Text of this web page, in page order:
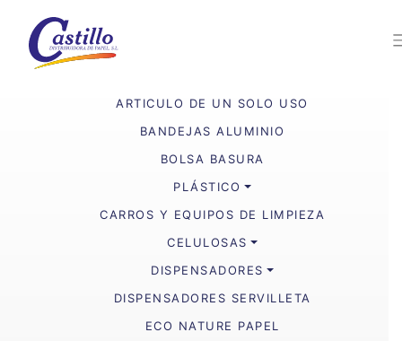
ARTICULO DE UN SOLO USO
BANDEJAS ALUMINIO
BOLSA BASURA
PLÁSTICO
CARROS Y EQUIPOS DE LIMPIEZA
CELULOSAS
DISPENSADORES
DISPENSADORES SERVILLETA
ECO NATURE PAPEL